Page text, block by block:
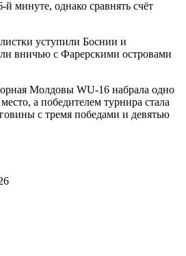
й минуте, однако сравнять счёт
уступили Боснии и
вничью с Фарерскими островами
Молдовы WU-16 набрала одно
а победителем турнира стала
с тремя победами и девятью